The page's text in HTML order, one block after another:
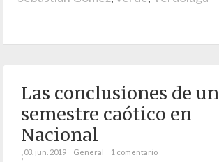
Las conclusiones de un
semestre caótico en
Nacional
;03. jun. 2019 General 1 comentario